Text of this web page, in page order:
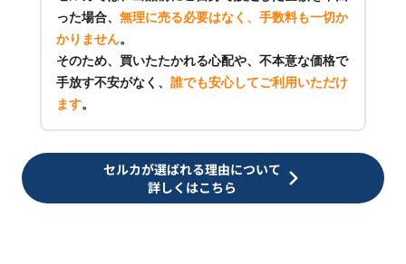
った場合、 無理に売る必要はなく、手数料も一切か
かりません。
そのため、買いたたかれる心配や、不本意な価格で
手放す不安がなく、 誰でも安心してご利用いただけ
ます。
セルカが選ばれる理由について
詳しくはこちら